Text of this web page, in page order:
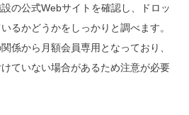
の公式Webサイトを確認し、ドロッ
るかどうかをしっかりと調べます。
係から月額会員専用となっており、
ていない場合があるため注意が必要